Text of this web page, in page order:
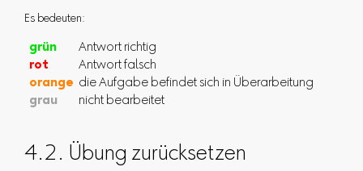
Es bedeuten:
grün
Antwort richtig
rot
Antwort falsch
orange die Aufgabe befindet sich in Überarbeitung
grau
nicht bearbeitet
4.2. Übung zurücksetzen